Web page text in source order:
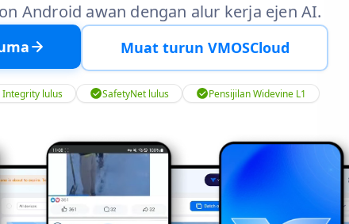
Muat turun VMOSCloud
Android awan dengan alur kerja ejen AI.
Integrity lulus SafetyNet lulus Pensijilan Widevine L1